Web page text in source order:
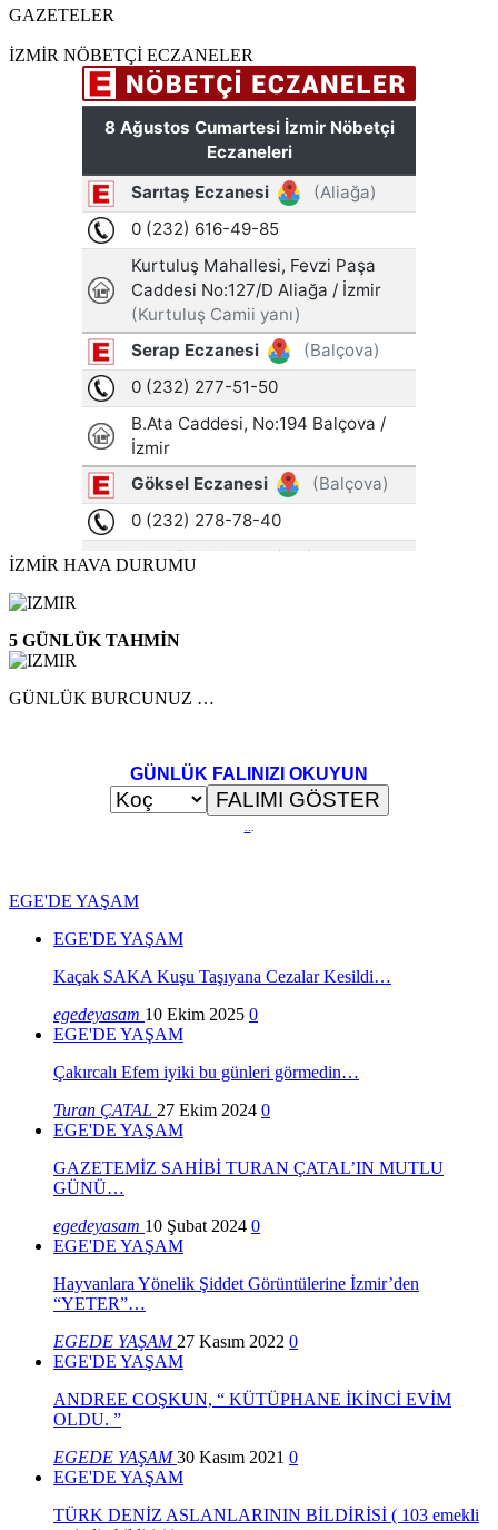
GAZETELER
İZMİR NÖBETÇİ ECZANELER
İZMİR HAVA DURUMU
5 GÜNLÜK TAHMİN
GÜNLÜK BURCUNUZ …
GÜNLÜK FALINIZI OKUYUN
...
EGE'DE YAŞAM
EGE'DE YAŞAM
Kaçak SAKA Kuşu Taşıyana Cezalar Kesildi…
egedeyasam 10 Ekim 2025 0
EGE'DE YAŞAM
Çakırcalı Efem iyiki bu günleri görmedin…
Turan ÇATAL 27 Ekim 2024 0
EGE'DE YAŞAM
GAZETEMİZ SAHİBİ TURAN ÇATAL’IN MUTLU
GÜNÜ…
egedeyasam 10 Şubat 2024 0
EGE'DE YAŞAM
Hayvanlara Yönelik Şiddet Görüntülerine İzmir’den
“YETER”…
EGEDE YAŞAM 27 Kasım 2022 0
EGE'DE YAŞAM
ANDREE COŞKUN, “ KÜTÜPHANE İKİNCİ EVİM
OLDU. ”
EGEDE YAŞAM30 Kasım 2021 0
EGE'DE YAŞAM
TÜRK DENİZ ASLANLARININ BİLDİRİSİ ( 103 emekli